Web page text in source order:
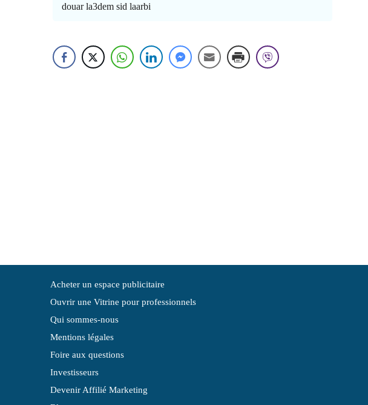
douar la3dem sid laarbi
Acheter un espace publicitaire
Ouvrir une Vitrine pour professionnels
Qui sommes-nous
Mentions légales
Foire aux questions
Investisseurs
Devenir Affilié Marketing